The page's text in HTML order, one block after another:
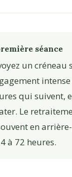
séance
un créneau
qui suivent,
Le
en
à 72 heures.